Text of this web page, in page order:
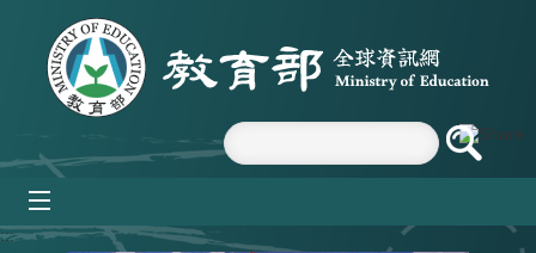
跳到主要內容區塊
:::